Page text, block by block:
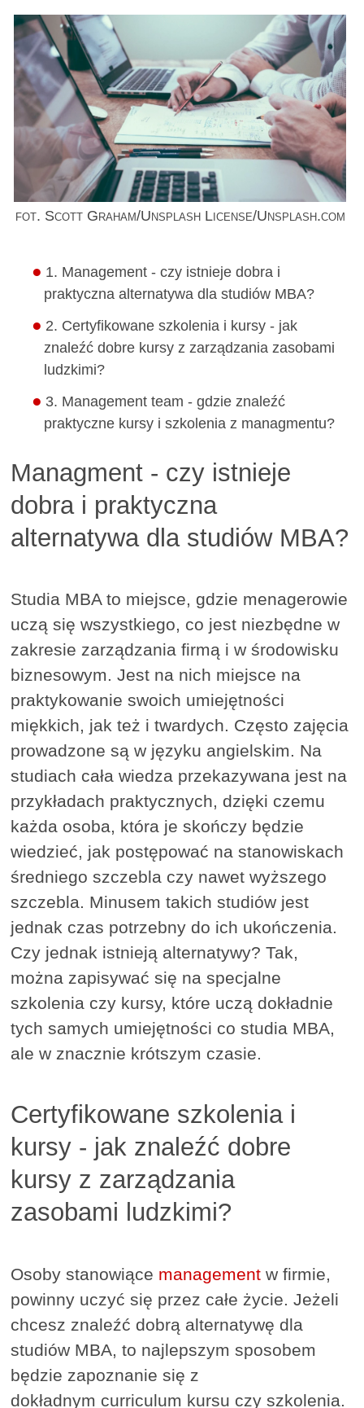
fot. Scott Graham/Unsplash License/Unsplash.com
1. Management - czy istnieje dobra i
praktyczna alternatywa dla studiów MBA?
2. Certyfikowane szkolenia i kursy - jak
znaleźć dobre kursy z zarządzania zasobami
ludzkimi?
3. Management team - gdzie znaleźć
praktyczne kursy i szkolenia z managmentu?
Managment - czy istnieje
dobra i praktyczna
alternatywa dla studiów MBA?
Studia MBA to miejsce, gdzie menagerowie
uczą się wszystkiego, co jest niezbędne w
zakresie zarządzania firmą i w środowisku
biznesowym. Jest na nich miejsce na
praktykowanie swoich umiejętności
miękkich, jak też i twardych. Często zajęcia
prowadzone są w języku angielskim. Na
studiach cała wiedza przekazywana jest na
przykładach praktycznych, dzięki czemu
każda osoba, która je skończy będzie
wiedzieć, jak postępować na stanowiskach
średniego szczebla czy nawet wyższego
szczebla. Minusem takich studiów jest
jednak czas potrzebny do ich ukończenia.
Czy jednak istnieją alternatywy? Tak,
można zapisywać się na specjalne
szkolenia czy kursy, które uczą dokładnie
tych samych umiejętności co studia MBA,
ale w znacznie krótszym czasie.
Certyfikowane szkolenia i
kursy - jak znaleźć dobre
kursy z zarządzania
zasobami ludzkimi?
Osoby stanowiące management w firmie,
powinny uczyć się przez całe życie. Jeżeli
chcesz znaleźć dobrą alternatywę dla
studiów MBA, to najlepszym sposobem
będzie zapoznanie się z
dokładnym curriculum kursu czy szkolenia.